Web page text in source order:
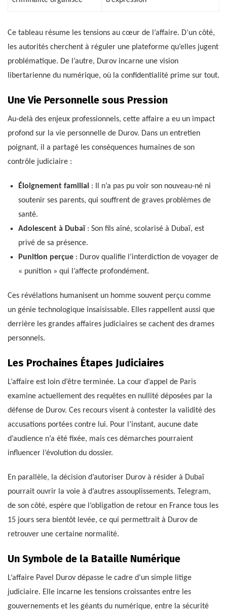
Ce tableau résume les tensions au cœur de l’affaire. D’un côté,
les autorités cherchent à réguler une plateforme qu’elles jugent
problématique. De l’autre, Durov incarne une vision
libertarienne du numérique, où la confidentialité prime sur tout.
Une Vie Personnelle sous Pression
Au-delà des enjeux professionnels, cette affaire a eu un impact
profond sur la vie personnelle de Durov. Dans un entretien
poignant, il a partagé les conséquences humaines de son
contrôle judiciaire :
Éloignement familial : Il n’a pas pu voir son nouveau-né ni
soutenir ses parents, qui souffrent de graves problèmes de
santé.
Adolescent à Dubaï: Son fils aîné, scolarisé à Dubaï, est
privé de sa présence.
Punition perçue: Durov qualifie l’interdiction de voyager de
« punition » qui l’affecte profondément.
Ces révélations humanisent un homme souvent perçu comme
un génie technologique insaisissable. Elles rappellent aussi que
derrière les grandes affaires judiciaires se cachent des drames
personnels.
Les Prochaines Étapes Judiciaires
L’affaire est loin d’être terminée. La cour d’appel de Paris
examine actuellement des requêtes en nullité déposées par la
défense de Durov. Ces recours visent à contester la validité des
accusations portées contre lui. Pour l’instant, aucune date
d’audience n’a été fixée, mais ces démarches pourraient
influencer l’évolution du dossier.
En parallèle, la décision d’autoriser Durov à résider à Dubaï
pourrait ouvrir la voie à d’autres assouplissements. Telegram,
de son côté, espère que l’obligation de retour en France tous les
15 jours sera bientôt levée, ce qui permettrait à Durov de
retrouver une certaine normalité.
Un Symbole de la Bataille Numérique
L’affaire Pavel Durov dépasse le cadre d’un simple litige
judiciaire. Elle incarne les tensions croissantes entre les
gouvernements et les géants du numérique, entre la sécurité